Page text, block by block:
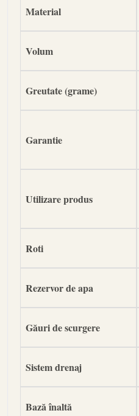
Material
Volum
Greutate (grame)
Garantie
Utilizare produs
Roti
Rezervor de apa
Găuri de scurgere
Sistem drenaj
Bază înaltă